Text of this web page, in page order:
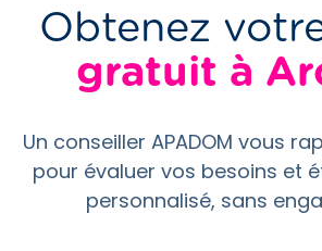
Obtenez
gratuit à
Un conseiller APADOM vous
pour évaluer vos besoins et
personnalisé, sans